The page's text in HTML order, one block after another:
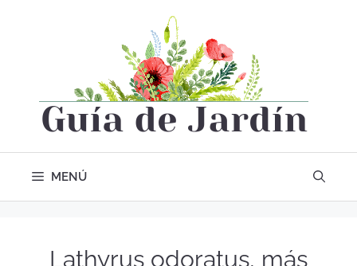
MENÚ
Lathyrus odoratus, más